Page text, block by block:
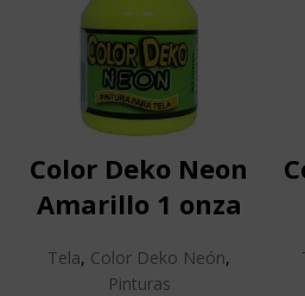
Color Deko Neon
Amarillo 1 onza
Tela, Color Deko Neón,
Pinturas